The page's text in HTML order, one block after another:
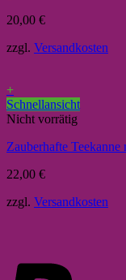
20,00 €
zzgl. Versandkosten
+
Schnellansicht
Nicht vorrätig
Zauberhafte
22,00 €
zzgl. Versandkosten